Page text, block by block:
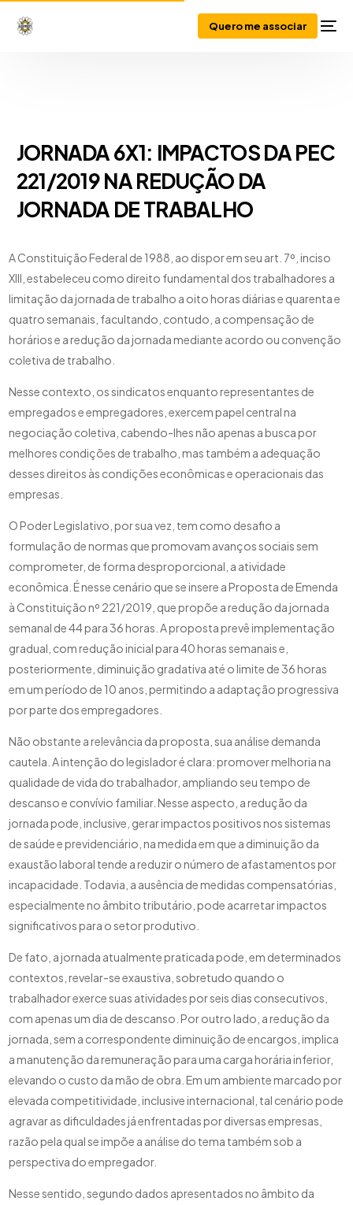
Quero me associar
JORNADA 6X1: IMPACTOS DA PEC
221/2019 NA REDUÇÃO DA
JORNADA DE TRABALHO
A Constituição Federal de 1988, ao dispor em seu art. 7º, inciso
XIII, estabeleceu como direito fundamental dos trabalhadores a
limitação da jornada de trabalho a oito horas diárias e quarenta e
quatro semanais, facultando, contudo, a compensação de
horários e a redução da jornada mediante acordo ou convenção
coletiva de trabalho.
Nesse contexto, os sindicatos enquanto representantes de
empregados e empregadores, exercem papel central na
negociação coletiva, cabendo-lhes não apenas a busca por
melhores condições de trabalho, mas também a adequação
desses direitos às condições econômicas e operacionais das
empresas.
O Poder Legislativo, por sua vez, tem como desafio a
formulação de normas que promovam avanços sociais sem
comprometer, de forma desproporcional, a atividade
econômica. É nesse cenário que se insere a Proposta de Emenda
à Constituição nº 221/2019, que propõe a redução da jornada
semanal de 44 para 36 horas. A proposta prevê implementação
gradual, com redução inicial para 40 horas semanais e,
posteriormente, diminuição gradativa até o limite de 36 horas
em um período de 10 anos, permitindo a adaptação progressiva
por parte dos empregadores.
Não obstante a relevância da proposta, sua análise demanda
cautela. A intenção do legislador é clara: promover melhoria na
qualidade de vida do trabalhador, ampliando seu tempo de
descanso e convívio familiar. Nesse aspecto, a redução da
jornada pode, inclusive, gerar impactos positivos nos sistemas
de saúde e previdenciário, na medida em que a diminuição da
exaustão laboral tende a reduzir o número de afastamentos por
incapacidade. Todavia, a ausência de medidas compensatórias,
especialmente no âmbito tributário, pode acarretar impactos
significativos para o setor produtivo.
De fato, a jornada atualmente praticada pode, em determinados
contextos, revelar-se exaustiva, sobretudo quando o
trabalhador exerce suas atividades por seis dias consecutivos,
com apenas um dia de descanso. Por outro lado, a redução da
jornada, sem a correspondente diminuição de encargos, implica
a manutenção da remuneração para uma carga horária inferior,
elevando o custo da mão de obra. Em um ambiente marcado por
elevada competitividade, inclusive internacional, tal cenário pode
agravar as dificuldades já enfrentadas por diversas empresas,
razão pela qual se impõe a análise do tema também sob a
perspectiva do empregador.
Nesse sentido, segundo dados apresentados no âmbito da